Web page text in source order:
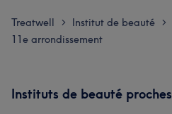
Treatwell > Institut de beauté >
11e arrondissement
Instituts de beauté proches